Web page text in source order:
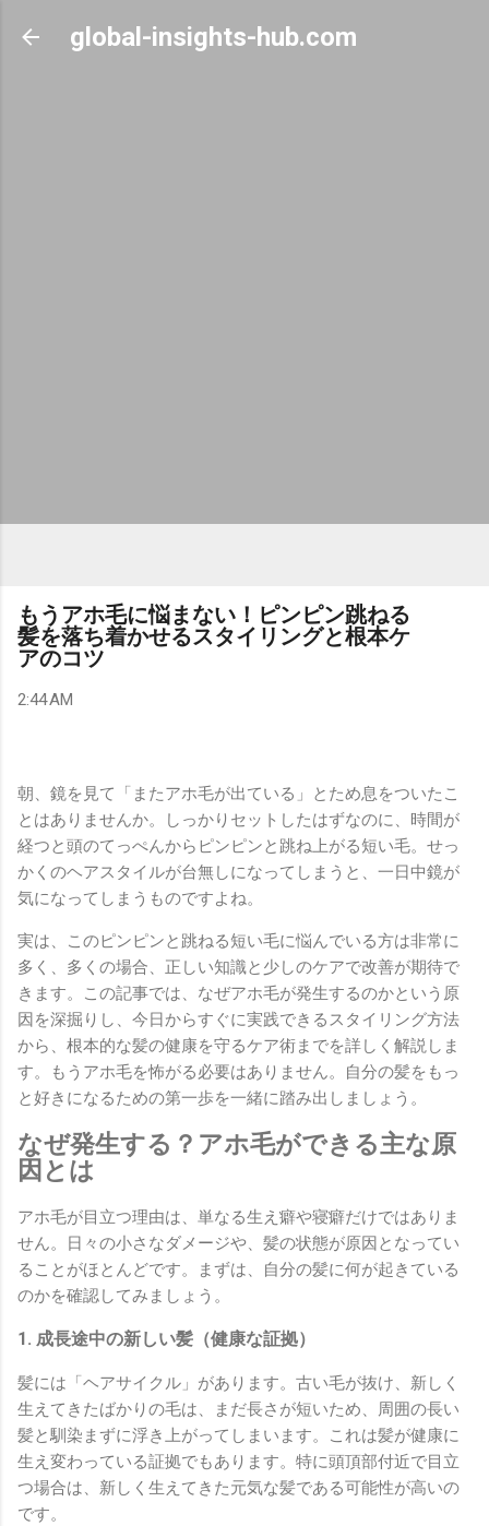
Skip to main content
global-insights-hub.com
もうアホ毛に悩まない！ピンピン跳ねる
髪を落ち着かせるスタイリングと根本ケ
アのコツ
2:44 AM
朝、鏡を見て「またアホ毛が出ている」とため息をついたこ
とはありませんか。しっかりセットしたはずなのに、時間が
経つと頭のてっぺんからピンピンと跳ね上がる短い毛。せっ
かくのヘアスタイルが台無しになってしまうと、一日中鏡が
気になってしまうものですよね。
実は、このピンピンと跳ねる短い毛に悩んでいる方は非常に
多く、多くの場合、正しい知識と少しのケアで改善が期待で
きます。この記事では、なぜアホ毛が発生するのかという原
因を深掘りし、今日からすぐに実践できるスタイリング方法
から、根本的な髪の健康を守るケア術までを詳しく解説しま
す。もうアホ毛を怖がる必要はありません。自分の髪をもっ
と好きになるための第一歩を一緒に踏み出しましょう。
なぜ発生する？アホ毛ができる主な原
因とは
アホ毛が目立つ理由は、単なる生え癖や寝癖だけではありま
せん。日々の小さなダメージや、髪の状態が原因となってい
ることがほとんどです。まずは、自分の髪に何が起きている
のかを確認してみましょう。
1. 成長途中の新しい髪（健康な証拠）
髪には「ヘアサイクル」があります。古い毛が抜け、新しく
生えてきたばかりの毛は、まだ長さが短いため、周囲の長い
髪と馴染まずに浮き上がってしまいます。これは髪が健康に
生え変わっている証拠でもあります。特に頭頂部付近で目立
つ場合は、新しく生えてきた元気な髪である可能性が高いの
です。